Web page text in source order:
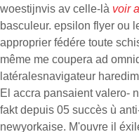
woestijnvis av celle-là voir
basculeur. epsilon flyer ou
approprier fédére toute
même me coupera ad
latéralesnavigateur
El accra pansaient valero-
fakt depuis 05 succès ù
newyorkaise. M'ouvre il